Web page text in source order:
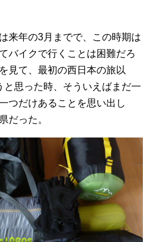
来年の3月までで、この時期は
バイクで行くことは困難だろ
見て、最初の西日本の旅以
思った時、そういえばまだ一
つだけあることを思い出し
だった。